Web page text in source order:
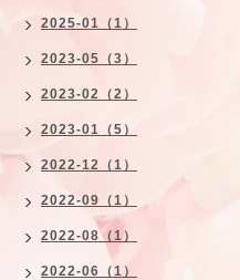
2025-01（1）
2023-05（3）
2023-02（2）
2023-01（5）
2022-12（1）
2022-09（1）
2022-08（1）
2022-06（1）